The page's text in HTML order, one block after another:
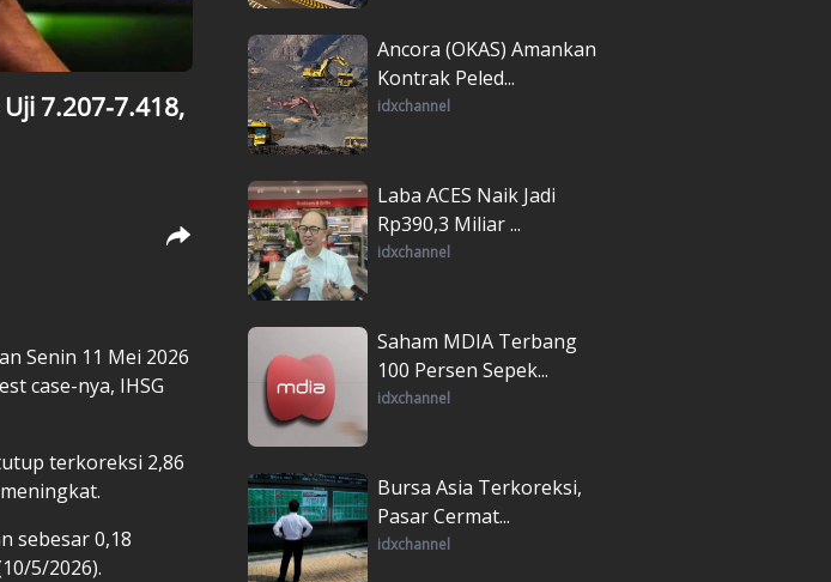
7.207-7.418,
Senin 11 Mei 2026
case-nya, IHSG
terkoreksi 2,86
sebesar 0,18
5/2026).
Ancora (OKAS) Amankan
Kontrak Peled...
idxchannel
Laba ACES Naik Jadi
Rp390,3 Miliar ...
idxchannel
Saham MDIA Terbang
100 Persen Sepek...
idxchannel
Bursa Asia Terkoreksi,
Pasar Cermat...
idxchannel